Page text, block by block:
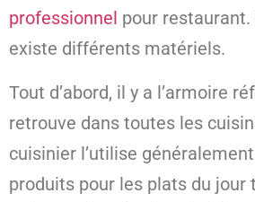
professionnel pour
existe différents matériels.
Tout d’abord, il y a l’armoire
retrouve dans toutes les
cuisinier l’utilise
produits pour les plats du jour